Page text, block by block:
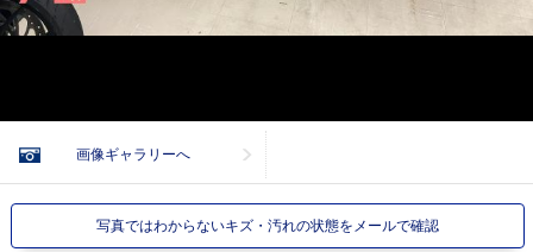
画像ギャラリーへ
写真ではわからないキズ・汚れの状態をメールで確認